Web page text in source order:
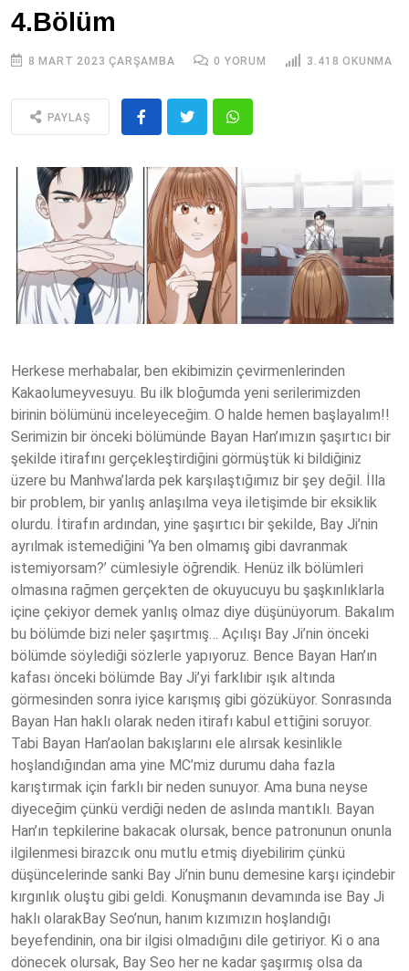
4.Bölüm
8 MART 2023 ÇARŞAMBA 0 YORUM 3.418 OKUNMA
PAYLAŞ
Herkese merhabalar, ben ekibimizin çevirmenlerinden
Kakaolumeyvesuyu. Bu ilk bloğumda yeni serilerimizden
birinin bölümünü inceleyeceğim. O halde hemen başlayalım!!
Serimizin bir önceki bölümünde Bayan Han’ımızın şaşırtıcı bir
şekilde itirafını gerçekleştirdiğini görmüştük ki bildiğiniz
üzere bu Manhwa’larda pek karşılaştığımız bir şey değil. İlla
bir problem, bir yanlış anlaşılma veya iletişimde bir eksiklik
olurdu. İtirafın ardından, yine şaşırtıcı bir şekilde, Bay Ji’nin
ayrılmak istemediğini ‘Ya ben olmamış gibi davranmak
istemiyorsam?’ cümlesiyle öğrendik. Henüz ilk bölümleri
olmasına rağmen gerçekten de okuyucuyu bu şaşkınlıklarla
içine çekiyor demek yanlış olmaz diye düşünüyorum. Bakalım
bu bölümde bizi neler şaşırtmış… Açılışı Bay Ji’nin önceki
bölümde söylediği sözlerle yapıyoruz. Bence Bayan Han’ın
kafası önceki bölümde Bay Ji’yi farklıbir ışık altında
görmesinden sonra iyice karışmış gibi gözüküyor. Sonrasında
Bayan Han haklı olarak neden itirafı kabul ettiğini soruyor.
Tabi Bayan Han’aolan bakışlarını ele alırsak kesinlikle
hoşlandığından ama yine MC’miz durumu daha fazla
karıştırmak için farklı bir neden sunuyor. Ama buna neyse
diyeceğim çünkü verdiği neden de aslında mantıklı. Bayan
Han’ın tepkilerine bakacak olursak, bence patronunun onunla
ilgilenmesi birazcık onu mutlu etmiş diyebilirim çünkü
düşüncelerinde sanki Bay Ji’nin bunu demesine karşı içindebir
kırgınlık oluştu gibi geldi. Konuşmanın devamında ise Bay Ji
haklı olarakBay Seo’nun, hanım kızımızın hoşlandığı
beyefendinin, ona bir ilgisi olmadığını dile getiriyor. Ki o ana
dönecek olursak, Bay Seo her ne kadar şaşırmış olsa da